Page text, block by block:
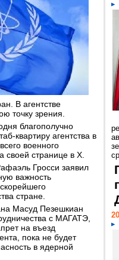
В агентстве
точку зрения.
благополучно
квартиру агентства в
военного
странице в Х.
Гросси заявил
важность
стране.
Масуд Пезешкиан
с МАГАТЭ,
на въезд
пока не будет
в ядерной